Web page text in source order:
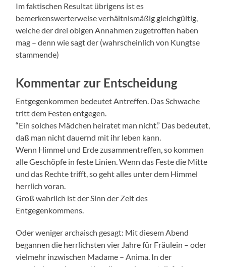
Im faktischen Resultat übrigens ist es
bemerkenswerterweise verhältnismäßig gleichgültig,
welche der drei obigen Annahmen zugetroffen haben
mag – denn wie sagt der (wahrscheinlich von Kungtse
stammende)
Kommentar zur Entscheidung
Entgegenkommen bedeutet Antreffen. Das Schwache
tritt dem Festen entgegen.
“Ein solches Mädchen heiratet man nicht.” Das bedeutet,
daß man nicht dauernd mit ihr leben kann.
Wenn Himmel und Erde zusammentreffen, so kommen
alle Geschöpfe in feste Linien. Wenn das Feste die Mitte
und das Rechte trifft, so geht alles unter dem Himmel
herrlich voran.
Groß wahrlich ist der Sinn der Zeit des
Entgegenkommens.
Oder weniger archaisch gesagt: Mit diesem Abend
begannen die herrlichsten vier Jahre für Fräulein – oder
vielmehr inzwischen Madame – Anima. In der